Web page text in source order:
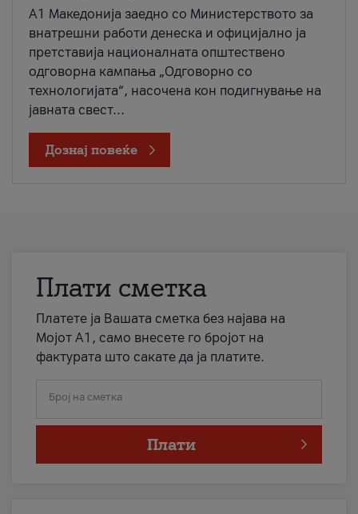
A1 Македонија заедно со Министерството за
внатрешни работи денеска и официјално ја
претставија националната општествено
одговорна кампања „Одговорно со
технологијата“, насочена кон подигнување на
јавната свест...
Дознај повеќе
Плати сметка
Платете ја Вашата сметка без најава на
Мојот А1, само внесете го бројот на
фактурата што сакате да ја платите.
Број на сметка
Плати